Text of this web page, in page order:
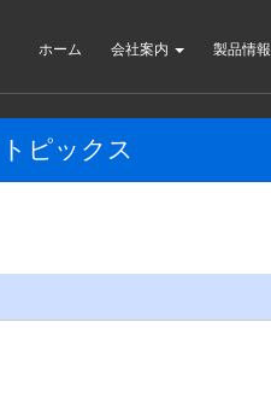
ホーム 会社案内 製品情報
ピックス